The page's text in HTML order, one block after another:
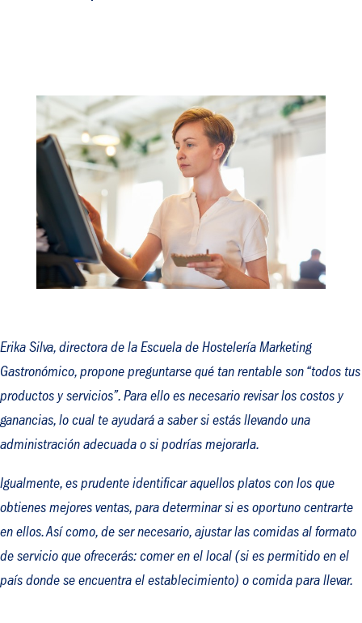
Erika Silva, directora de la Escuela de Hostelería Marketing
Gastronómico, propone preguntarse qué tan rentable son “todos tus
productos y servicios”. Para ello es necesario revisar los costos y
ganancias, lo cual te ayudará a saber si estás llevando una
administración adecuada o si podrías mejorarla.
Igualmente, es prudente identificar aquellos platos con los que
obtienes mejores ventas, para determinar si es oportuno centrarte
en ellos. Así como, de ser necesario, ajustar las comidas al formato
de servicio que ofrecerás: comer en el local (si es permitido en el
país donde se encuentra el establecimiento) o comida para llevar.